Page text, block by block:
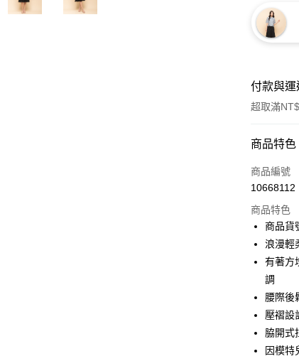
付款與
超取滿
付款方式
信用卡一
3 期
合作金
華南商
國泰世
臺灣中
匯豐（
聯邦商
元大商
超商取貨
Apple Pay
AFTEE先
商品特色
商品編號
10668112
商品特色
商品貨
浪漫輕
有著方
調
腰際後
壓褶設
脇開式
因模特